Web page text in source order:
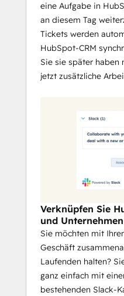
eine Aufgabe in
an diesem Tag
Tickets werden
HubSpot-CRM
Sie sie später haben
jetzt zusätzliche
Verknüpfen Sie
und
Sie möchten mit
Geschäft
Laufenden halten?
ganz einfach mit
bestehenden Slack-